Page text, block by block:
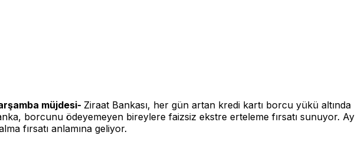
müjdesi- Ziraat Bankası, her gün artan kredi kartı borcu yükü altında
borcunu ödeyemeyen bireylere faizsiz ekstre erteleme fırsatı sunuyor. Ay
fırsatı anlamına geliyor.